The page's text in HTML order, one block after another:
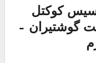
کوکتل
گوشت گوشتیران –